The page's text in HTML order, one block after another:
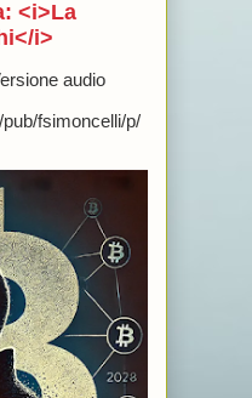
<i>La
i>
audio
fsimoncelli/p/